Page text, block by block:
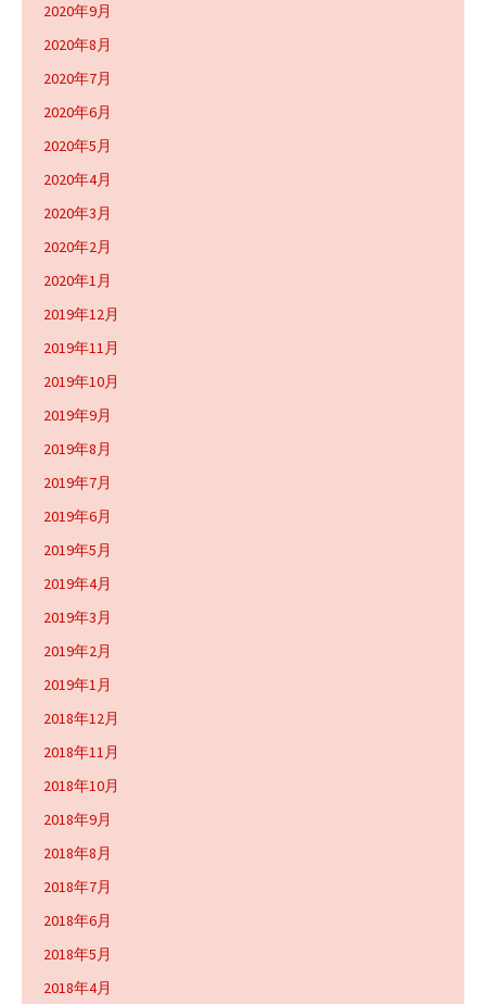
2020年9月
2020年8月
2020年7月
2020年6月
2020年5月
2020年4月
2020年3月
2020年2月
2020年1月
2019年12月
2019年11月
2019年10月
2019年9月
2019年8月
2019年7月
2019年6月
2019年5月
2019年4月
2019年3月
2019年2月
2019年1月
2018年12月
2018年11月
2018年10月
2018年9月
2018年8月
2018年7月
2018年6月
2018年5月
2018年4月